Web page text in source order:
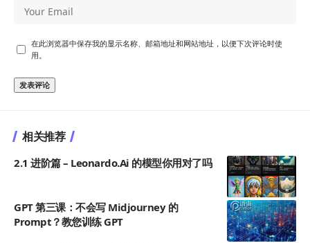
在此浏览器中保存我的显示名称、邮箱地址和网站地址，以便下次评论时使
用。
相关推荐
2.1 进阶篇 – Leonardo.Ai 的模型你用对了吗
GPT 第三课：不会写 Midjourney 的
Prompt？教您训练 GPT